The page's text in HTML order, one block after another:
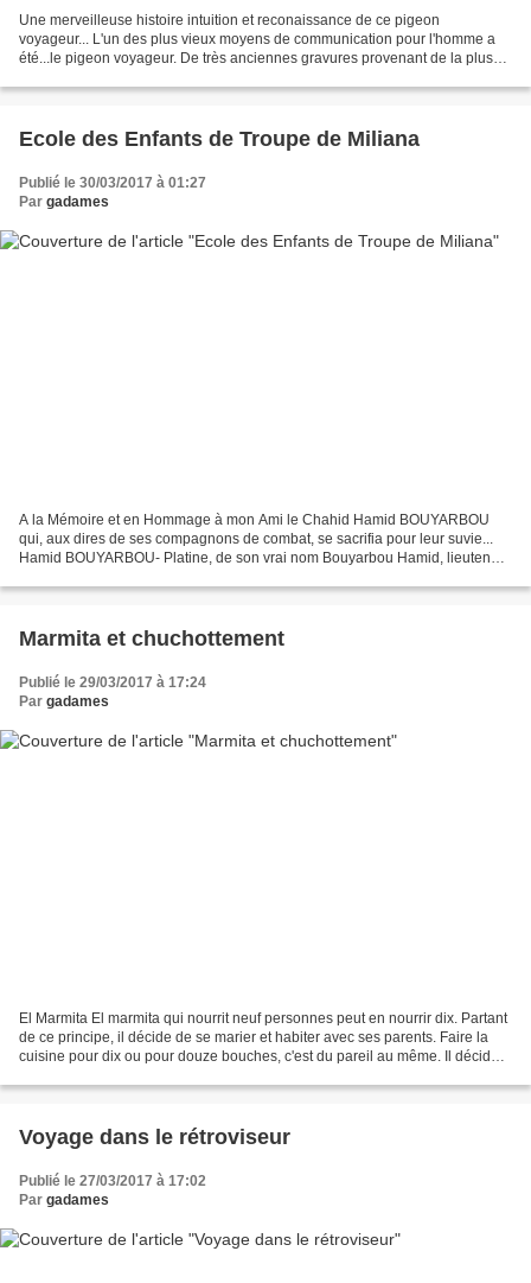
Une merveilleuse histoire intuition et reconaissance de ce pigeon
voyageur... L'un des plus vieux moyens de communication pour l'homme a
été...le pigeon voyageur. De très anciennes gravures provenant de la plus
Ecole des Enfants de Troupe de Miliana
Publié le 30/03/2017 à 01:27
Par gadames
A la Mémoire et en Hommage à mon Ami le Chahid Hamid BOUYARBOU
qui, aux dires de ses compagnons de combat, se sacrifia pour leur suvie...
Hamid BOUYARBOU- Platine, de son vrai nom Bouyarbou Hamid, lieutenant
Marmita et chuchottement
Publié le 29/03/2017 à 17:24
Par gadames
El Marmita El marmita qui nourrit neuf personnes peut en nourrir dix. Partant
de ce principe, il décide de se marier et habiter avec ses parents. Faire la
cuisine pour dix ou pour douze bouches, c'est du pareil au même. Il décide
Voyage dans le rétroviseur
Publié le 27/03/2017 à 17:02
Par gadames